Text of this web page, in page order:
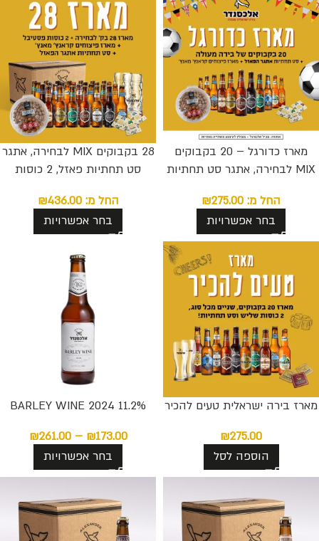
מארז כדורגל – 20 בקבוקים
MIX לבחירה, אתגר סט תחתיות
החל מ:
₪275.00
בחר אפשרויות
28 בקבוקים MIX לבחירה, אתגר
סט תחתיות פאזל, 2 כוסות
מאנץהחל מ: ₪436.00
בחר אפשרויות
מארז בירה ישראלית טעים להכיר
₪275.00
הוספה לסל
BARLEY WINE 2024 11.2%
₪173.00
–
₪261.00
בחר אפשרויות